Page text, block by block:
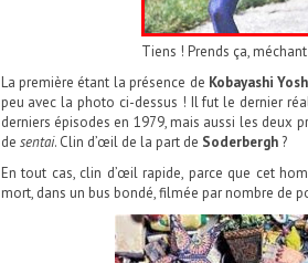
Tiens ! Prends ça,
La première étant la présence de Kobayashi
peu avec la photo ci-dessus ! Il fut le dernier
derniers épisodes en 1979, mais aussi les deux
de sentai. Clin d’œil de la part de Soderbergh?
En tout cas, clin d’œil rapide, parce que cet
mort, dans un bus bondé, filmée par nombre de